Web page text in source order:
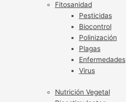
Fitosanidad
Pesticidas
Biocontrol
Polinización
Plagas
Enfermedades
Virus
Nutrición Vegetal